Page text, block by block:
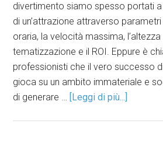
divertimento siamo spesso portati
di un’attrazione attraverso
oraria, la velocità massima, l’altezza
tematizzazione e il ROI. Eppure è
professionisti che il vero successo
gioca su un ambito immateriale e
di generare … [Leggi di più...]